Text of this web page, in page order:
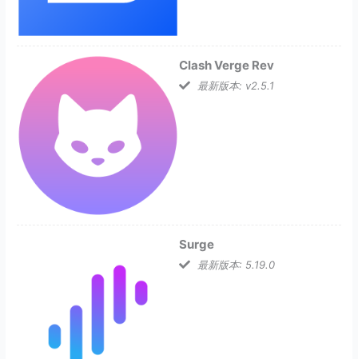
Clash Verge Rev
最新版本: v2.5.1
Surge
最新版本: 5.19.0